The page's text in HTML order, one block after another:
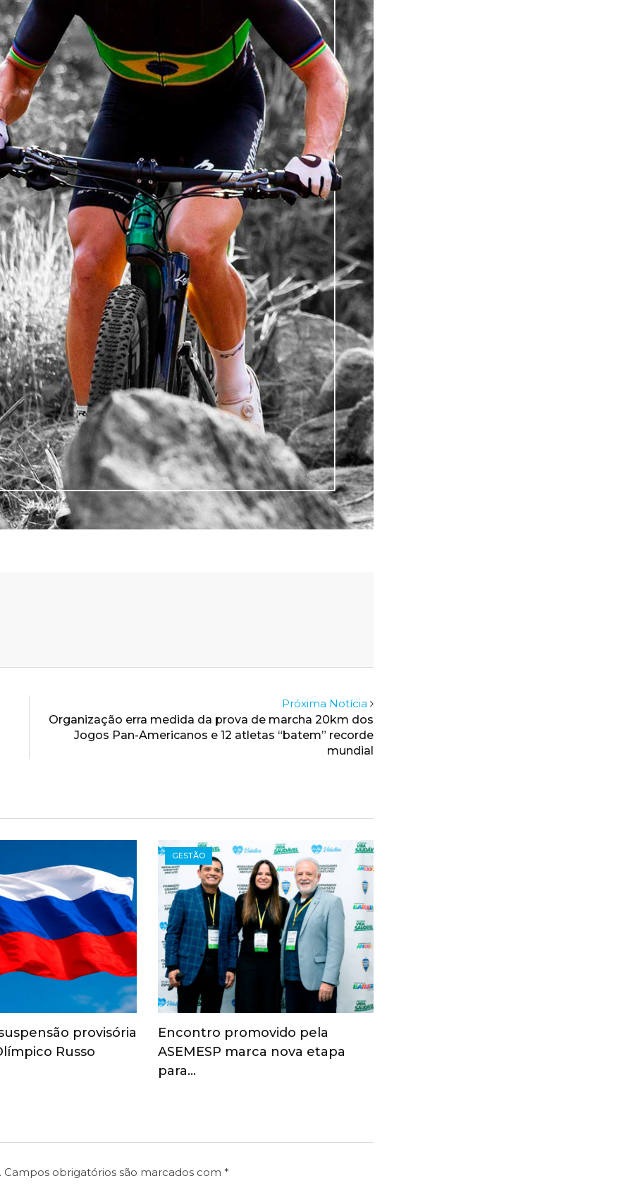
Próxima Notícia
Organização erra medida da prova de marcha 20km dos
Jogos Pan-Americanos e 12 atletas “batem” recorde
mundial
provisória
Russo
GESTÃO
Encontro promovido pela
ASEMESP marca nova etapa
para…
Campos obrigatórios são marcados com *